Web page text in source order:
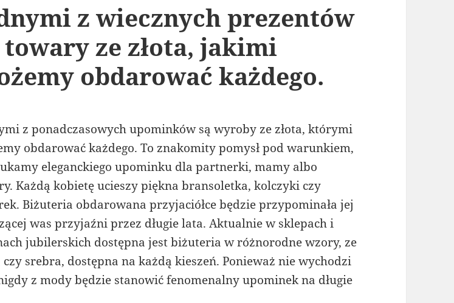
z wiecznych prezentów
towary ze złota, jakimi
obdarować każdego.
z ponadczasowych upominków są wyroby ze złota, którymi
obdarować każdego. To znakomity pomysł pod warunkiem,
eleganckiego upominku dla partnerki, mamy albo
Każdą kobietę ucieszy piękna bransoletka, kolczyki czy
Biżuteria obdarowana przyjaciółce będzie przypominała jej
was przyjaźni przez długie lata. Aktualnie w sklepach i
jubilerskich dostępna jest biżuteria w różnorodne wzory, ze
czy srebra, dostępna na każdą kieszeń. Ponieważ nie wychodzi
z mody będzie stanowić fenomenalny upominek na długie